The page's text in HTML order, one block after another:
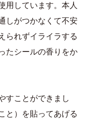
用しています。本人
しがつかなくて不安
られずイライラする
たシールの香りをか
すことができまし
と）を貼ってあげる